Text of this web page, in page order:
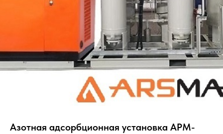
Азотная адсорбционная установка АРМ-